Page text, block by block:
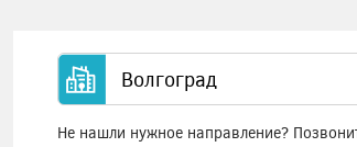
Не нашли нужное направление?